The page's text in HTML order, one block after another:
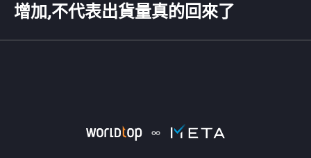
增加,不代表出貨量真的回來了